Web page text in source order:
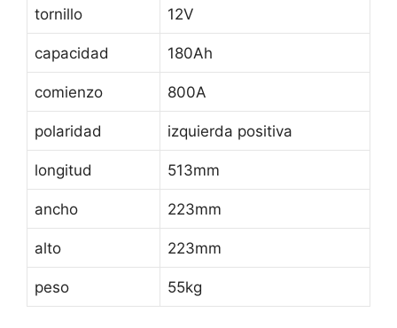
tornillo 12V
capacidad 180Ah
comienzo 800A
polaridad izquierda positiva
longitud 513mm
ancho 223mm
alto 223mm
peso 55kg